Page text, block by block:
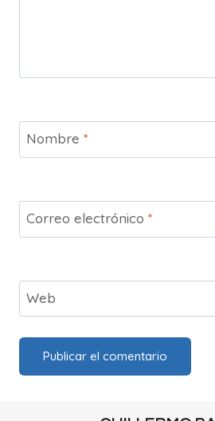
Nombre *
Correo electrónico *
Web